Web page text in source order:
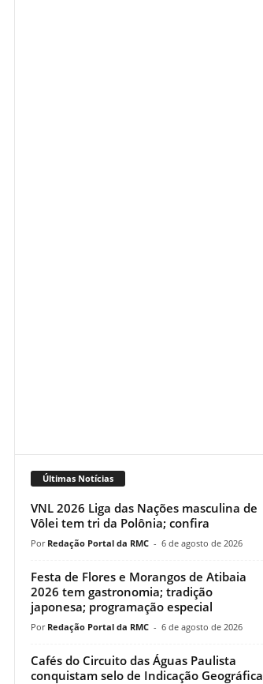
Últimas Notícias
VNL 2026 Liga das Nações masculina de
Vôlei tem tri da Polônia; confira
Redação Portal da RMC - 6 de agosto de 2026
Festa de Flores e Morangos de Atibaia
2026 tem gastronomia; tradição
japonesa; programação especial
Redação Portal da RMC - 6 de agosto de 2026
Cafés do Circuito das Águas Paulista
conquistam selo de Indicação Geográfica